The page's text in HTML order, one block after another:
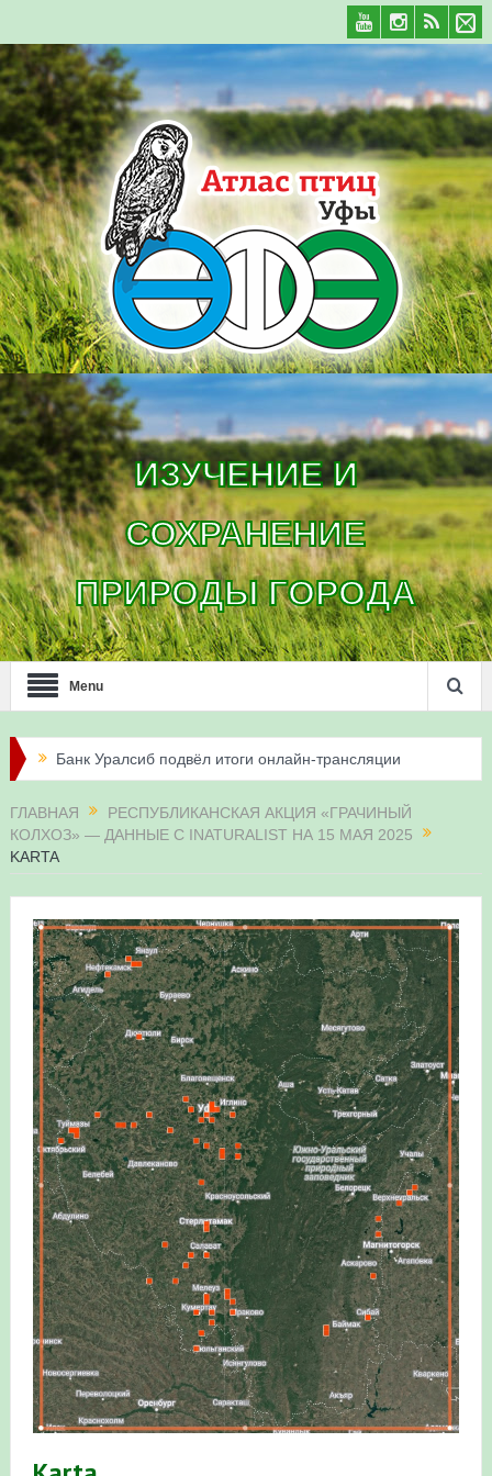
ИЗУЧЕНИЕ И
СОХРАНЕНИЕ
ПРИРОДЫ ГОРОДА
Menu
Банк Уралсиб подвёл итоги онлайн-трансляции
Итоги акции «Соловьиные вечера-2026» в
Три птенца сапсанов Уралсиба получили имена и
кольца
Итоги акции «Весенняя перекличка-2026» в
Республике Башкортостан
«Весенняя перекличка-2026» — 21-31 мая 2026
Мероприятие для ребят из дневного лагеря центра
олимпиадного движения «Аврора»
Фотофиксация и осмотр птенцов сапсанов на крыше
Уралсиба в Уфе в 2026 г.
Участие башкирских орнитологов и бердвотчеров в
проекте «Развитие программы мониторинга
численности птиц в европейской части России»
«Весенняя перекличка-2026» — 11-20 мая 2026
Мониторинг орнитофауны на постоянных маршрутах
ГЛАВНАЯ
РЕСПУБЛИКАНСКАЯ АКЦИЯ «ГРАЧИНЫЙ
КОЛХОЗ» — ДАННЫЕ С INATURALIST НА 15 МАЯ 2025
KARTA